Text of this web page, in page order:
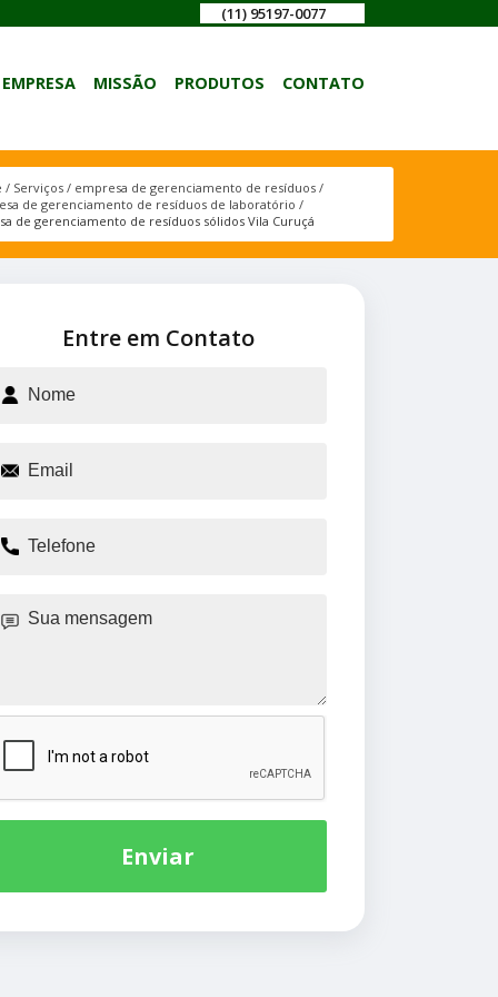
(11) 95197-0077
EMPRESA MISSÃO PRODUTOS CONTATO
Serviços
empresa de gerenciamento de resíduos
de gerenciamento de resíduos de laboratório
de gerenciamento de resíduos sólidos Vila Curuçá
Entre em Contato
Enviar